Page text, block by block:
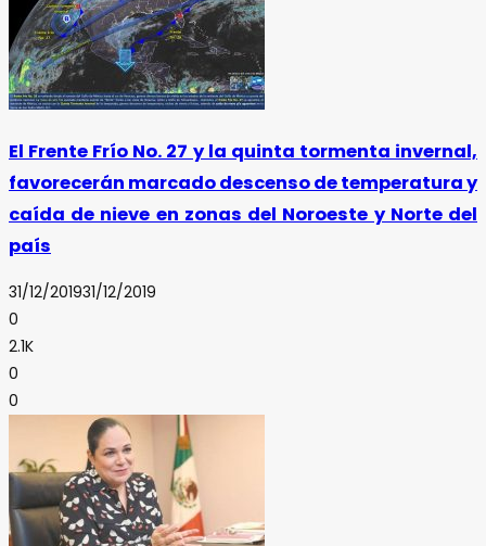
El Frente Frío No. 27 y la quinta tormenta invernal,
favorecerán marcado descenso de temperatura y
caída de nieve en zonas del Noroeste y Norte del
país
31/12/201931/12/2019
0
2.1K
0
0